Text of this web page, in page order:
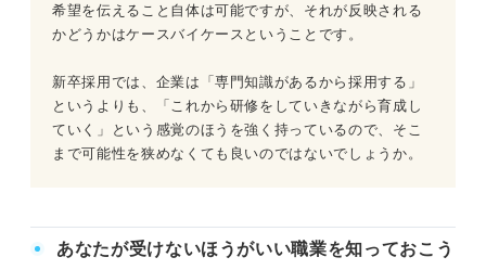
希望を伝えること自体は可能ですが、それが反映される
かどうかはケースバイケースということです。
新卒採用では、企業は「専門知識があるから採用する」
というよりも、「これから研修をしていきながら育成し
ていく」という感覚のほうを強く持っているので、そこ
まで可能性を狭めなくても良いのではないでしょうか。
あなたが受けないほうがいい職業を知っておこう